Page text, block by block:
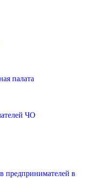
палата
ЧО
предпринимателей в